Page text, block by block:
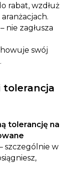
rabat, wzdłuż
– nie zagłusza
swój
tolerancja
tolerancję na
szczególnie w